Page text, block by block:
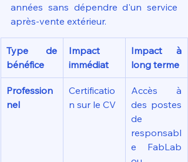
années sans dépendre d'un service
après-vente extérieur.
Type de
bénéfice
Impact
immédiat
Impact à
long terme
Profession
nel
Certificatio
n sur le CV
Accès à
des postes
de
responsabl
e FabLab